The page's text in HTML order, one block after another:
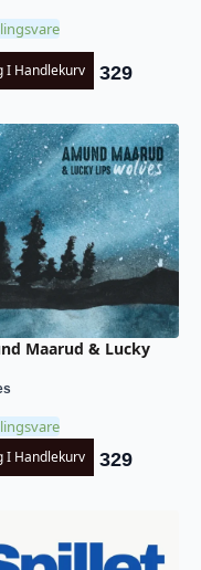
I Handlekurv 329
Maarud & Lucky
I Handlekurv 329